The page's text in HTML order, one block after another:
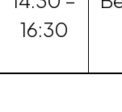
16:30